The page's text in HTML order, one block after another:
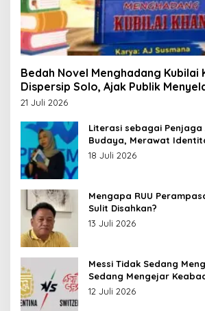
Bedah Novel Menghadang Kubilai
Dispersip Solo, Ajak Publik
Leluhur Nusantara
21 Juli 2026
Literasi sebagai Penjaga
Budaya, Merawat
18 Juli 2026
Mengapa RUU
Sulit Disahkan?
13 Juli 2026
Messi Tidak Sedang
Sedang Mengejar
12 Juli 2026